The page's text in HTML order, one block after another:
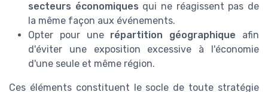
secteurs économiques qui ne réagissent pas de
la même façon aux événements.
Opter pour une répartition géographique afin
d'éviter une exposition excessive à l'économie
d'une seule et même région.
Ces éléments constituent le socle de toute stratégie